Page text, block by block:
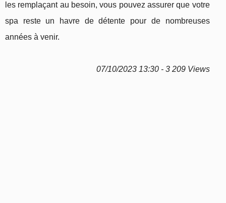
les remplaçant au besoin, vous pouvez assurer que votre
spa reste un havre de détente pour de nombreuses
années à venir.
07/10/2023 13:30 - 3 209 Views